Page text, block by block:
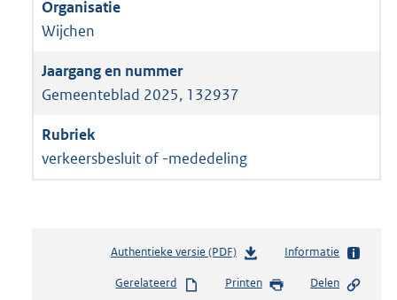
Wijchen
Gemeenteblad 2025, 132937
verkeersbesluit of -mededeling
Authentieke versie (PDF)b
s
Informatie
Gerelateerd Printen Delen